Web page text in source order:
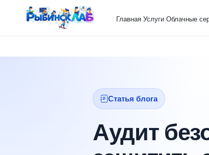
Главная Услуги Облачные
Статья блога
Аудит